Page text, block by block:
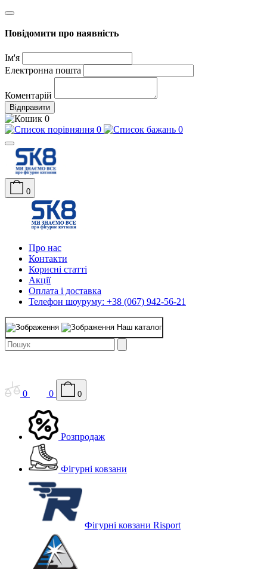
Повідомити про наявність
Ім'я
Електронна пошта
Коментарій
Відправити
0
0
0
0
Про нас
Контакти
Корисні статті
Акції
Оплата і доставка
Телефон шоуруму: +38 (067) 942-56-21
Наш каталог
0 0 0
Розпродаж
Фігурні ковзани
Фігурні ковзани Risport